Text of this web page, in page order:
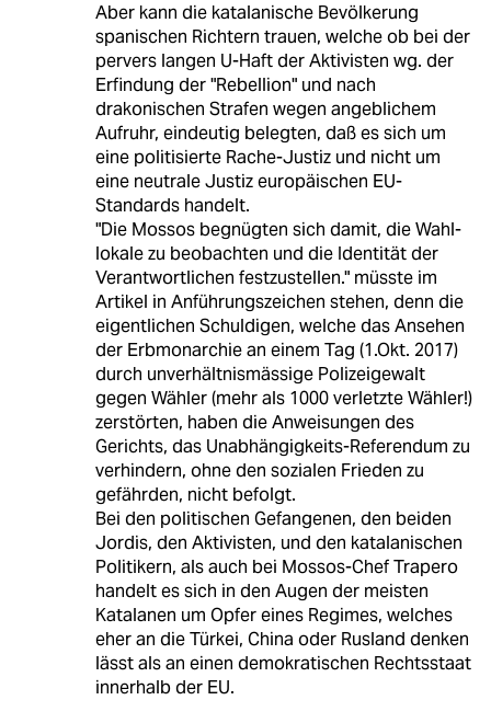
Aber kann die katalanische Bevölkerung
spanischen Richtern trauen, welche ob bei der
pervers langen U-Haft der Aktivisten wg. der
Erfindung der "Rebellion" und nach
drakonischen Strafen wegen angeblichem
Aufruhr, eindeutig belegten, daß es sich um
eine politisierte Rache-Justiz und nicht um
eine neutrale Justiz europäischen EU-
Standards handelt.
"Die Mossos begnügten sich damit, die Wahl­
lokale zu beobachten und die Identität der
Verantwortlichen festzustellen." müsste im
Artikel in Anführungszeichen stehen, denn die
eigentlichen Schuldigen, welche das Ansehen
der Erbmonarchie an einem Tag (1.Okt. 2017)
durch unverhältnismässige Polizeigewalt
gegen Wähler (mehr als 1000 verletzte Wähler!)
zerstörten, haben die Anweisungen des
Gerichts, das Unabhängigkeits-Referendum zu
verhindern, ohne den sozialen Frieden zu
gefährden, nicht befolgt.
Bei den politischen Gefangenen, den beiden
Jordis, den Aktivisten, und den katalanischen
Politikern, als auch bei Mossos-Chef Trapero
handelt es sich in den Augen der meisten
Katalanen um Opfer eines Regimes, welches
eher an die Türkei, China oder Rusland denken
lässt als an einen demokratischen Rechtsstaat
innerhalb der EU.